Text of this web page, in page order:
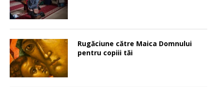
Rugăciune către Maica Domnului
pentru copiii tăi